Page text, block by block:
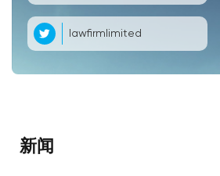
lawfirmlimited
新闻